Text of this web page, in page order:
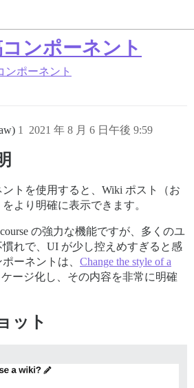
ンポーネント
ンポーネント
2021 年 8 月 6 日午後 9:59
1
トを使用すると、Wiki ポスト（お
より明確に表示できます。
の強力な機能ですが、多くのユ
れで、UI が少し控えめすぎると感
ーネントは、 Change the style of a
ージ化し、その内容を非常に明確
ット